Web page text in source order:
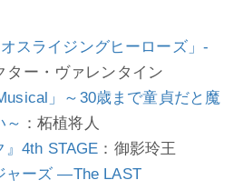
スライジングヒーローズ」-
ター・ヴァレンタイン
」～30歳まで童貞だと魔
～ ：柘植将人
4th STAGE ：御影玲王
ャーズ ―The LAST